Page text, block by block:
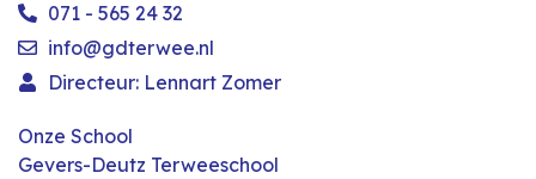
071 - 565 24 32
info@gdterwee.nl
Directeur: Lennart Zomer
Onze School
Gevers-Deutz Terweeschool